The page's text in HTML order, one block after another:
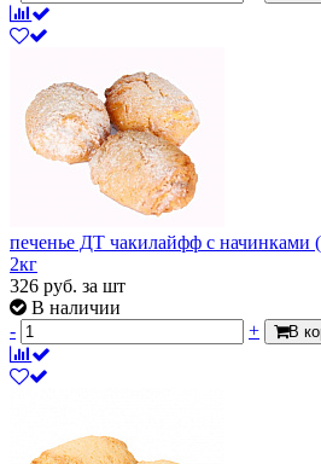
печенье ДТ чакилайфф с начинками
2кг
326 руб. за шт
В наличии
-
+ В